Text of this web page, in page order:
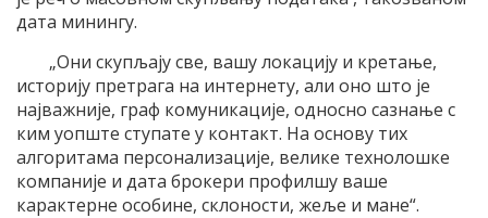
дата минингу.
„Они скупљају све, вашу локацију и кретање,
историју претрага на интернету, али оно што је
најважније, граф комуникације, односно сазнање с
ким уопште ступате у контакт. На основу тих
алгоритама персонализације, велике технолошке
компаније и дата брокери профилшу ваше
карактерне особине, склоности, жеље и мане“.